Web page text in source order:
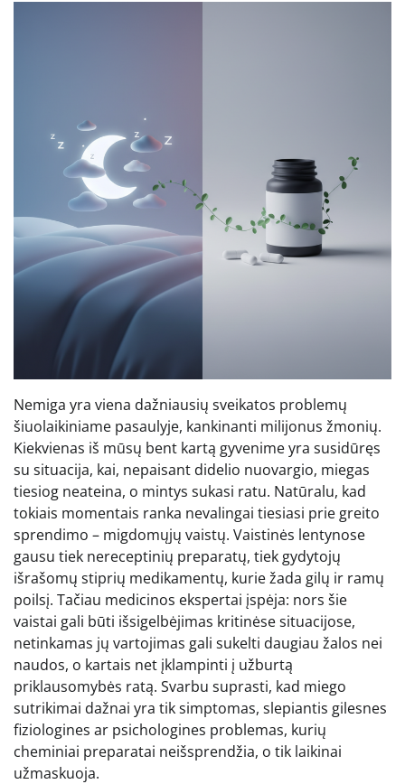
Nemiga yra viena dažniausių sveikatos problemų
šiuolaikiniame pasaulyje, kankinanti milijonus žmonių.
Kiekvienas iš mūsų bent kartą gyvenime yra susidūręs
su situacija, kai, nepaisant didelio nuovargio, miegas
tiesiog neateina, o mintys sukasi ratu. Natūralu, kad
tokiais momentais ranka nevalingai tiesiasi prie greito
sprendimo – migdomųjų vaistų. Vaistinės lentynose
gausu tiek nereceptinių preparatų, tiek gydytojų
išrašomų stiprių medikamentų, kurie žada gilų ir ramų
poilsį. Tačiau medicinos ekspertai įspėja: nors šie
vaistai gali būti išsigelbėjimas kritinėse situacijose,
netinkamas jų vartojimas gali sukelti daugiau žalos nei
naudos, o kartais net įklampinti į užburtą
priklausomybės ratą. Svarbu suprasti, kad miego
sutrikimai dažnai yra tik simptomas, slepiantis gilesnes
fiziologines ar psichologines problemas, kurių
cheminiai preparatai neišsprendžia, o tik laikinai
užmaskuoja.